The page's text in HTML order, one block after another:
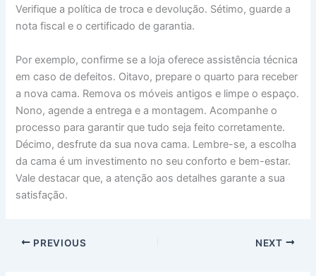
Verifique a política de troca e devolução. Sétimo, guarde a
nota fiscal e o certificado de garantia.
Por exemplo, confirme se a loja oferece assistência técnica
em caso de defeitos. Oitavo, prepare o quarto para receber
a nova cama. Remova os móveis antigos e limpe o espaço.
Nono, agende a entrega e a montagem. Acompanhe o
processo para garantir que tudo seja feito corretamente.
Décimo, desfrute da sua nova cama. Lembre-se, a escolha
da cama é um investimento no seu conforto e bem-estar.
Vale destacar que, a atenção aos detalhes garante a sua
satisfação.
PREVIOUS NEXT